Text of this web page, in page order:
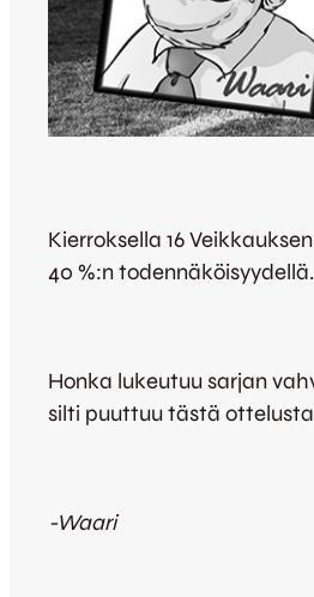
Kierroksella 16
40 %:n
Honka lukeutuu sarjan
silti puuttuu tästä
-Waari